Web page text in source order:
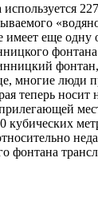
еще одну
фонтана
многие люди
теперь
фонтана